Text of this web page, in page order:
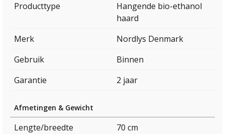
Producttype
Hangende bio-ethanol
haard
Merk
Nordlys Denmark
Gebruik
Binnen
Garantie
2 jaar
Afmetingen & Gewicht
Lengte/breedte
70 cm